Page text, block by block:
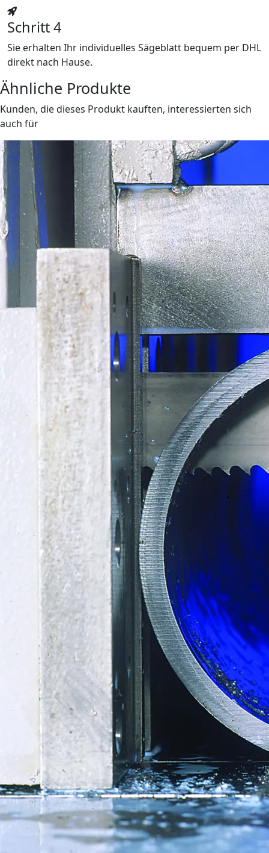
Schritt 4
Sie erhalten Ihr individuelles Sägeblatt bequem per DHL
direkt nach Hause.
Ähnliche Produkte
Kunden, die dieses Produkt kauften, interessierten sich
auch für